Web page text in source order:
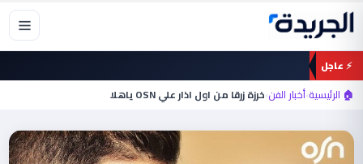
تخطي
المحتوى
⚡ عاجل
🏠 الرئيسية›أخبار الفن›خرزة زرقا من اول اذار علي OSN ياهلا